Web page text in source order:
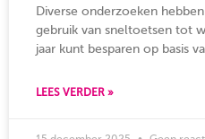
Diverse onderzoeken
gebruik van sneltoetsen tot
jaar kunt besparen op basis
LEES VERDER »